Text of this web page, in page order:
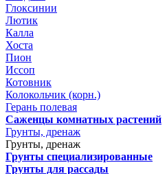
Глоксинии
Лютик
Калла
Хоста
Пион
Иссоп
Котовник
Колокольчик (корн.)
Герань полевая
Саженцы комнатных растений
Грунты, дренаж
Грунты, дренаж
Грунты специализированные
Грунты для рассады